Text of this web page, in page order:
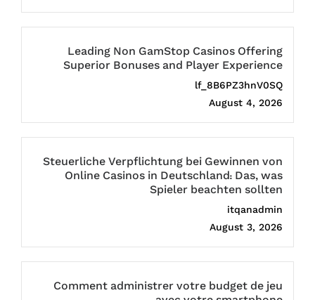
Leading Non GamStop Casinos Offering
Superior Bonuses and Player Experience
lf_8B6PZ3hnV0SQ
August 4, 2026
Steuerliche Verpflichtung bei Gewinnen von
Online Casinos in Deutschland: Das, was
Spieler beachten sollten
itqanadmin
August 3, 2026
Comment administrer votre budget de jeu